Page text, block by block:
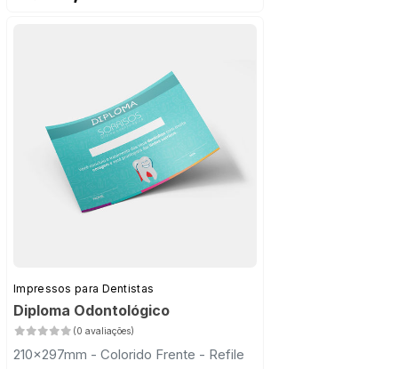
Impressos para Dentistas
Diploma Odontológico
(0 avaliações)
210x297mm - Colorido Frente - Refile